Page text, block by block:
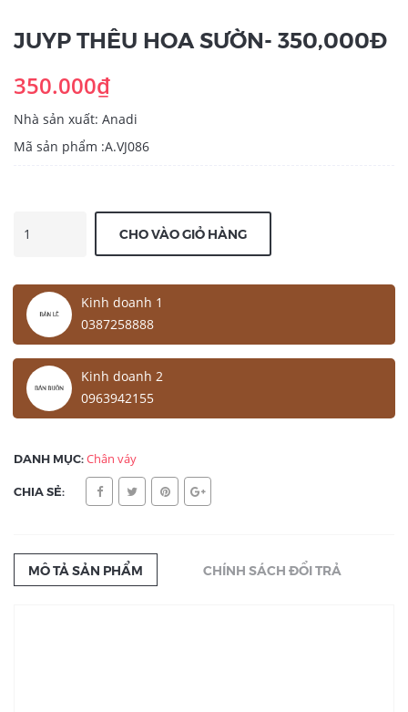
JUYP THÊU HOA SƯỜN- 350,000Đ
350.000₫
Nhà sản xuất: Anadi
Mã sản phẩm :A.VJ086
CHO VÀO GIỎ HÀNG
Kinh doanh 1
0387258888
Kinh doanh 2
0963942155
DANH MỤC:Chân váy
CHIA SẺ:
MÔ TẢ SẢN PHẨM CHÍNH SÁCH ĐỔI TRẢ